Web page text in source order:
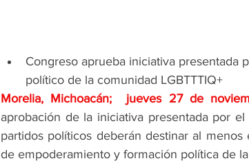
Congreso aprueba iniciativa presentada
político de la comunidad LGBTTTIQ+
Morelia, Michoacán;  jueves 27 de
aprobación de la iniciativa presentada por
partidos políticos deberán destinar al
de empoderamiento y formación política de